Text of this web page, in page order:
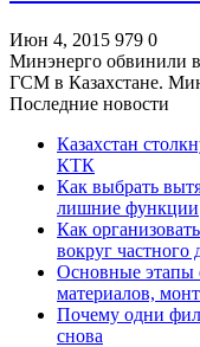
Июн 4, 2015 979 0
Минэнерго обвинили
ГСМ в Казахстане.
Последние новости
Казахстан
КТК
Как выбрать
лишние функции
Как
вокруг частного
Основные этапы
материалов,
Почему одни
снова